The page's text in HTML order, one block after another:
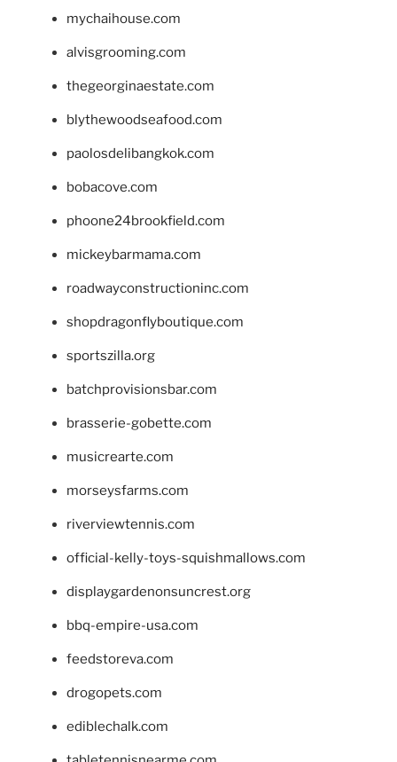
mychaihouse.com
alvisgrooming.com
thegeorginaestate.com
blythewoodseafood.com
paolosdelibangkok.com
bobacove.com
phoone24brookfield.com
mickeybarmama.com
roadwayconstructioninc.com
shopdragonflyboutique.com
sportszilla.org
batchprovisionsbar.com
brasserie-gobette.com
musicrearte.com
morseysfarms.com
riverviewtennis.com
official-kelly-toys-squishmallows.com
displaygardenonsuncrest.org
bbq-empire-usa.com
feedstoreva.com
drogopets.com
ediblechalk.com